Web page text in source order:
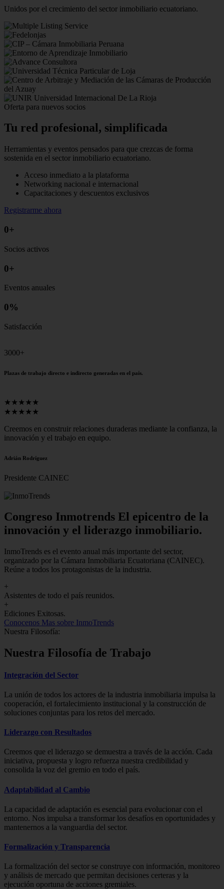
Unidos por el crecimiento del sector inmobiliario ecuatoriano.
Oferta para nuevos socios
Tu red profesional, simplificada
Herramientas y eventos pensados para que crezcas de forma
sostenida en el sector inmobiliario ecuatoriano.
Acceso inmediato a la plataforma
Networking nacional e internacional
Capacitaciones y descuentos exclusivos
Registrarme ahora
0+
Socios activos
0+
Eventos anuales
0%
Satisfacción
3000+
Plazas de trabajo directo e indirecto generadas en el país.
★★★★★
★★★★★
Creemos en construir relaciones duraderas mediante la confianza, la
innovación y el trabajo en equipo.
Adrián Rodríguez
Presidente CAINEC
Congreso Inmotrends El epicentro de la
innovación y el liderazgo inmobiliario.
InmoTrends es el evento anual más importante del sector,
organizado por la Cámara Inmobiliaria Ecuatoriana (CAINEC).
Reúne a todos los protagonistas de la industria.
+
Asistentes de todo el país reunidos.
+
Ediciones Exitosas.
Conocenos Mas sobre InmoTrends
Nuestra Filosofía:
Nuestra Filosofía de Trabajo
Integración del Sector
La unión de todos los actores de la industria inmobiliaria impulsa la
cooperación, el fortalecimiento institucional y la construcción de
soluciones conjuntas para los retos del mercado.
Liderazgo con Resultados
Creemos que el liderazgo se demuestra a través de la acción. Cada
iniciativa, propuesta y logro refuerza nuestra credibilidad y
consolida la voz del gremio en todo el país.
Adaptabilidad al Cambio
La capacidad de adaptación es esencial para evolucionar con el
entorno. Nos impulsa a transformar los desafíos en oportunidades y
mantenernos a la vanguardia del sector.
Formalización y Transparencia
La formalización del sector se construye con información, monitoreo
y análisis de mercado que permitan decisiones certeras y la
ejecución oportuna de acciones gremiales.